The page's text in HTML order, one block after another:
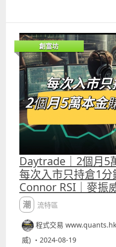
創富坊
Daytrade｜2個月5
每次入市只持倉1分
Connor RSI｜麥振
潮流特區
程式交易
威) ・2024-08-19